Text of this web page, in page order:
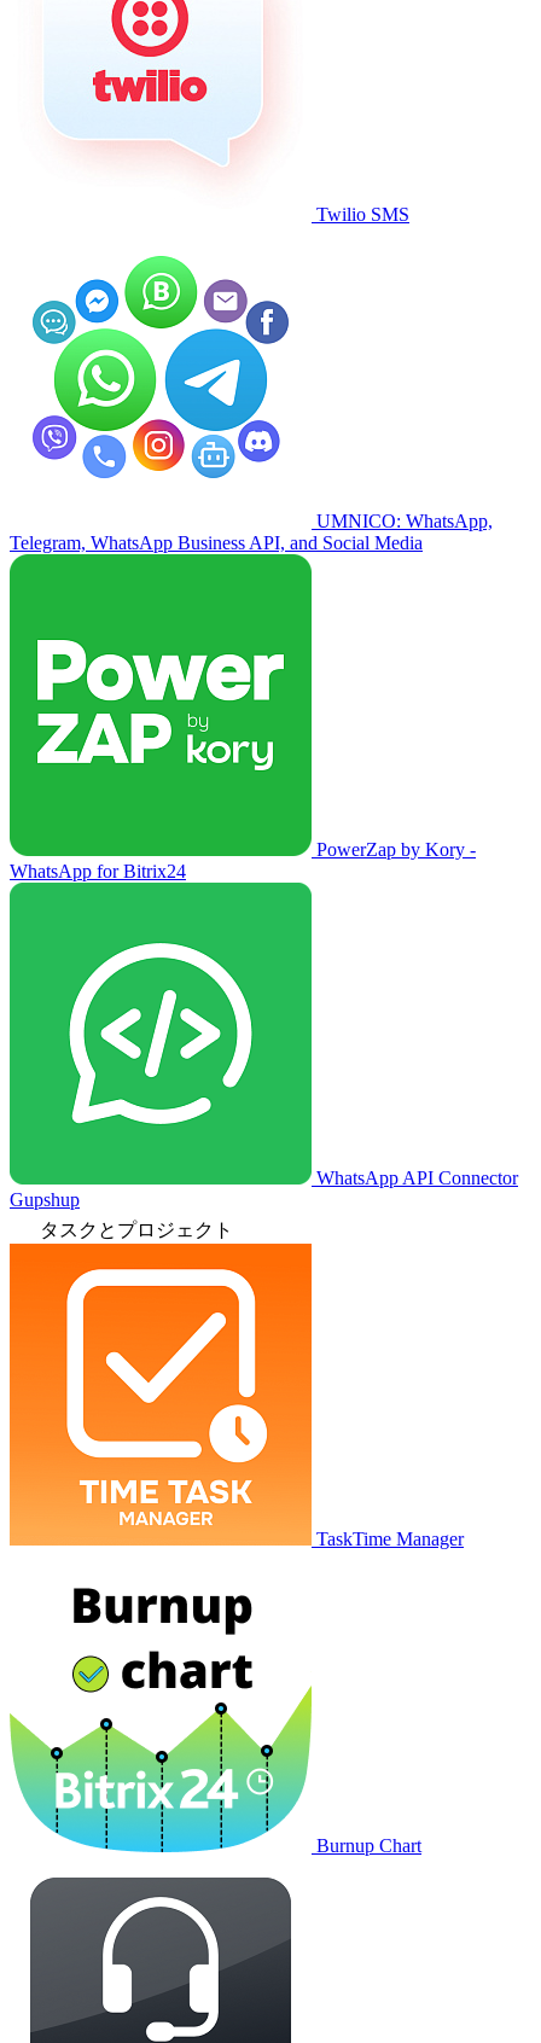
Twilio SMS
UMNICO: WhatsApp,
Telegram, WhatsApp Business API, and Social Media
PowerZap by Kory -
WhatsApp for Bitrix24
WhatsApp API Connector
Gupshup
タスクとプロジェクト
TaskTime Manager
Burnup Chart